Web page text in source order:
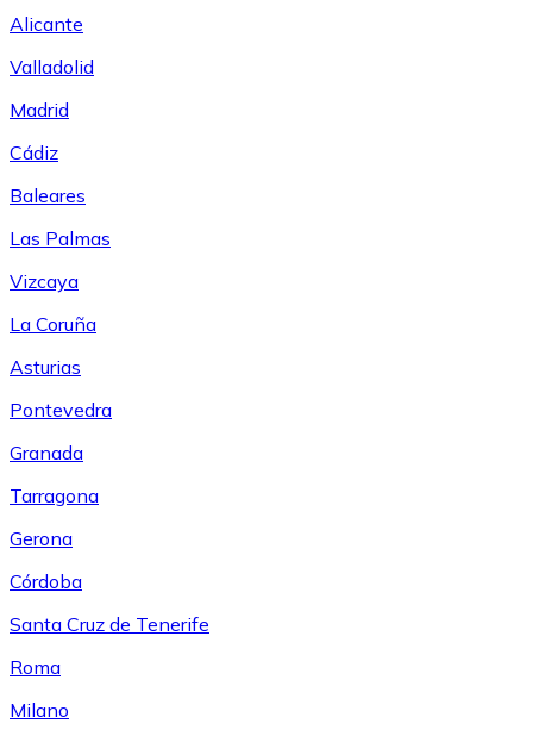
Alicante
Valladolid
Madrid
Cádiz
Baleares
Las Palmas
Vizcaya
La Coruña
Asturias
Pontevedra
Granada
Tarragona
Gerona
Córdoba
Santa Cruz de Tenerife
Roma
Milano